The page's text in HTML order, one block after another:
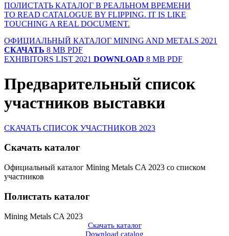
ПОЛИСТАТЬ КАТАЛОГ В РЕАЛЬНОМ ВРЕМЕНИ
TO READ CATALOGUE BY FLIPPING. IT IS LIKE
TOUCHING A REAL DOCUMENT.
ОФИЦИАЛЬНЫЙ КАТАЛОГ MINING AND METALS 2021
СКАЧАТЬ 8 MB PDF
EXHIBITORS LIST 2021 DOWNLOAD 8 MB PDF
Предварительный список
участников выставки
СКАЧАТЬ СПИСОК УЧАСТНИКОВ 2023
Скачать каталог
Официальный каталог Mining Metals CA 2023 со списком
участников
Полистать каталог
Mining Metals CA 2023
Скачать каталог
Download catalog